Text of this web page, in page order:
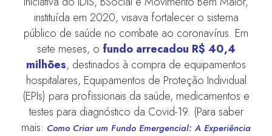
instituída em 2020, visava fortalecer o sistema
público de saúde no combate ao coronavírus. Em
sete meses, o fundo arrecadou R$ 40,4
milhões, destinados à compra de equipamentos
hospitalares, Equipamentos de Proteção Individual
(EPIs) para profissionais da saúde, medicamentos e
testes para diagnóstico da Covid-19. (Para saber
mais: Como Criar um Fundo Emergencial: A Experiência